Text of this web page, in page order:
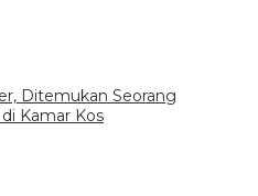
Ditemukan Seorang
Kamar Kos